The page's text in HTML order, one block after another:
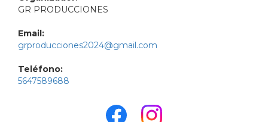
GR PRODUCCIONES
Email:
grproducciones2024@gmail.com
Teléfono:
5647589688